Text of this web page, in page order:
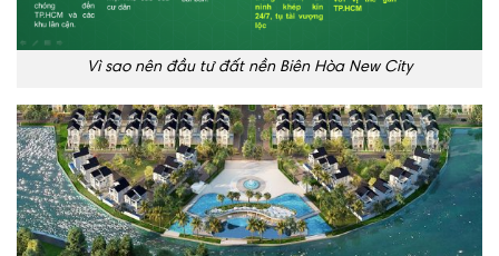
Vì sao nên đầu tư đất nền Biên Hòa New City